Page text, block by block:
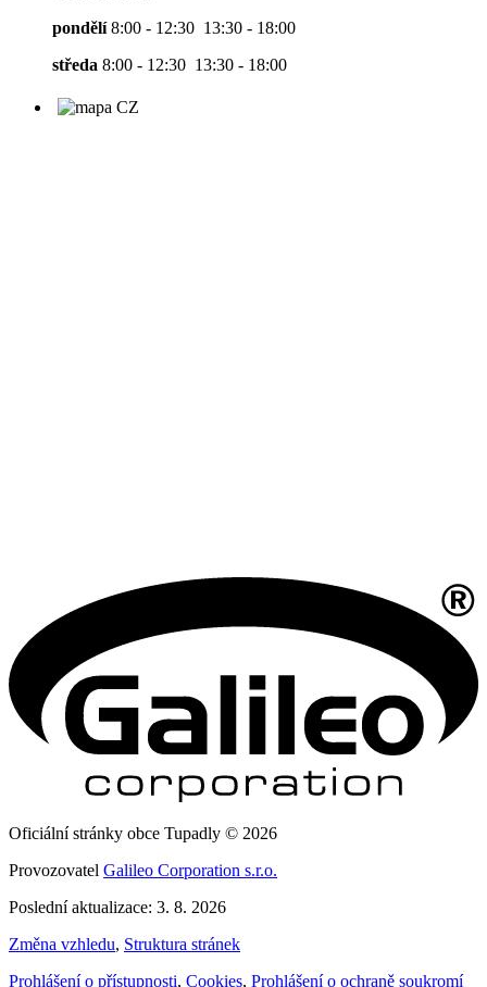
pondělí8:00 - 12:30 13:30 - 18:00
středa 8:00 - 12:30 13:30 - 18:00
Oficiální stránky obce Tupadly © 2026
Provozovatel Galileo Corporation s.r.o.
Poslední aktualizace: 3. 8. 2026
Změna vzhledu, Struktura stránek
Prohlášení o přístupnosti, Cookies, Prohlášení o ochraně soukromí